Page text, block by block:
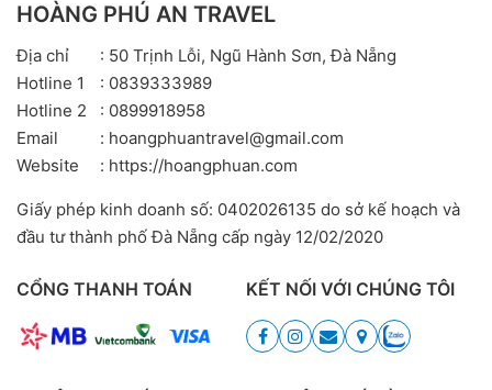
HOÀNG PHÚ AN TRAVEL
Địa chỉ
: 50 Trịnh Lỗi, Ngũ Hành Sơn, Đà Nẵng
Hotline 1
: 0839333989
Hotline 2
: 0899918958
Email
: hoangphuantravel@gmail.com
Website
: https://hoangphuan.com
Giấy phép kinh doanh số: 0402026135 do sở kế hoạch và
đầu tư thành phố Đà Nẵng cấp ngày 12/02/2020
CỔNG THANH TOÁN KẾT NỐI VỚI CHÚNG TÔI